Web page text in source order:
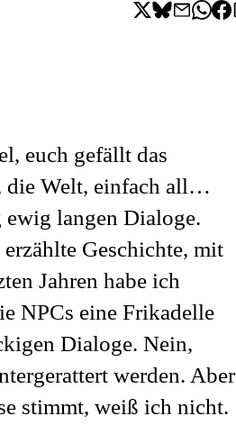
euch gefällt das
die Welt, einfach all…
langen Dialoge.
Geschichte, mit
Jahren habe ich
NPCs eine Frikadelle
Dialoge. Nein,
werden. Aber
stimmt, weiß ich nicht.